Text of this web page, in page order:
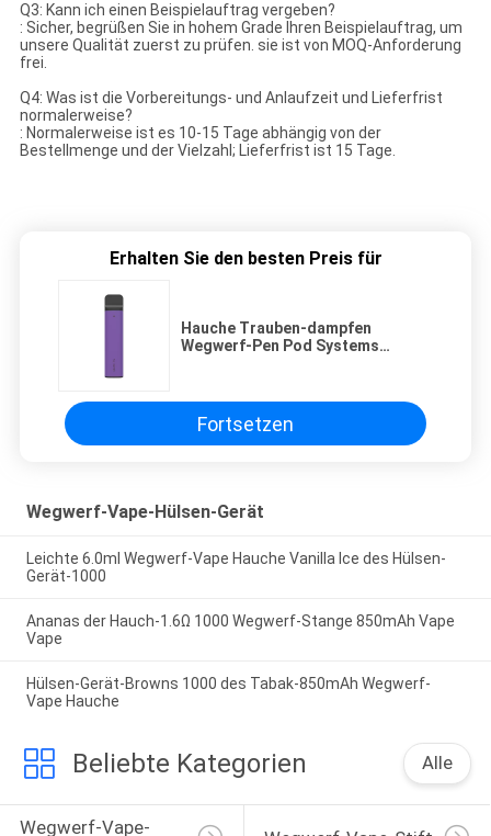
Q3: Kann ich einen Beispielauftrag vergeben?
: Sicher, begrüßen Sie in hohem Grade Ihren Beispielauftrag, um
unsere Qualität zuerst zu prüfen. sie ist von MOQ-Anforderung
frei.
Q4: Was ist die Vorbereitungs- und Anlaufzeit und Lieferfrist
normalerweise?
: Normalerweise ist es 10-15 Tage abhängig von der
Bestellmenge und der Vielzahl; Lieferfrist ist 15 Tage.
Erhalten Sie den besten Preis für
Hauche Trauben-dampfen
Wegwerf-Pen Pod Systems
Fortsetzen
Wegwerf-Vape-Hülsen-Gerät
Leichte 6.0ml Wegwerf-Vape Hauche Vanilla Ice des Hülsen-
Gerät-1000
Ananas der Hauch-1.6Ω 1000 Wegwerf-Stange 850mAh Vape
Vape
Hülsen-Gerät-Browns 1000 des Tabak-850mAh Wegwerf-
Vape Hauche
Beliebte Kategorien Alle
Wegwerf-Vape-